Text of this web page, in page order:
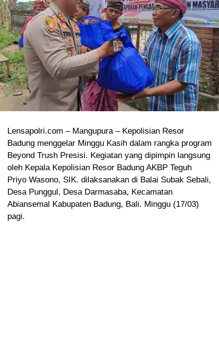
Lensapolri.com – Mangupura – Kepolisian Resor
Badung menggelar Minggu Kasih dalam rangka program
Beyond Trush Presisi. Kegiatan yang dipimpin langsung
oleh Kepala Kepolisian Resor Badung AKBP Teguh
Priyo Wasono, SIK. dilaksanakan di Balai Subak Sebali,
Desa Punggul, Desa Darmasaba, Kecamatan
Abiansemal Kabupaten Badung, Bali. Minggu (17/03)
pagi.